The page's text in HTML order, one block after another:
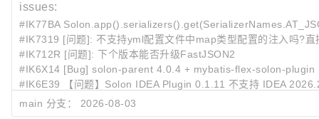
issues:
#IK77BA
#IK7319 [问题]: 不支持yml配置文件中map类型配置的注入吗?直
#IK712R [问题]: 下个版本能否升级FastJSON2
#IK6X14 [Bug] solon‑parent 4.0.4 +
#IK6E39 【问题】Solon IDEA Plugin 0.1.11 不支持 IDEA
最近提交:
main 分支： 2026-08-03